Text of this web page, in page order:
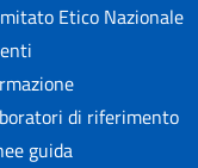
Etico Nazionale
di riferimento
guida